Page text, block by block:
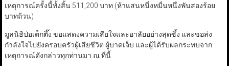
เหตุการณ์ครั้งนี้ทั้งสิ้น 511,200 บาท (ห้าแสนหนึ่งหมื่นหนึ่งพันสองร้อย
บาทถ้วน)
มูลนิธิป่อเต็กตึ๊ง ขอแสดงความเสียใจและอาลัยอย่างสุดซึ้ง และขอส่ง
กำลังใจไปยังครอบครัวผู้เสียชีวิต ผู้บาดเจ็บ และผู้ได้รับผลกระทบจาก
เหตุการณ์ดังกล่าวทุกท่านมา ณ ที่นี้